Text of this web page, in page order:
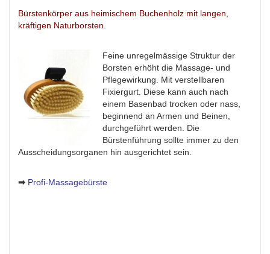
Bürstenkörper aus heimischem Buchenholz mit langen,
kräftigen Naturborsten.
Feine unregelmässige Struktur der
Borsten erhöht die Massage- und
Pflegewirkung. Mit verstellbaren
Fixiergurt. Diese kann auch nach
einem Basenbad trocken oder nass,
beginnend an Armen und Beinen,
durchgeführt werden. Die
Bürstenführung sollte immer zu den
Ausscheidungsorganen hin ausgerichtet sein.
➡ Profi-Massagebürste